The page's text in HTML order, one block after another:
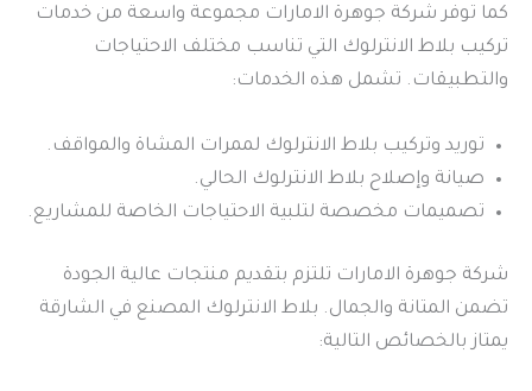
كما توفر شركة جوهرة الامارات مجموعة واسعة من خدمات
تركيب بلاط الانترلوك التي تناسب مختلف الاحتياجات
والتطبيقات. تشمل هذه الخدمات:
توريد وتركيب بلاط الانترلوك لممرات المشاة والمواقف.
صيانة وإصلاح بلاط الانترلوك الحالي.
تصميمات مخصصة لتلبية الاحتياجات الخاصة للمشاريع.
شركة جوهرة الامارات تلتزم بتقديم منتجات عالية الجودة
تضمن المتانة والجمال. بلاط الانترلوك المصنع في الشارقة
يمتاز بالخصائص التالية: